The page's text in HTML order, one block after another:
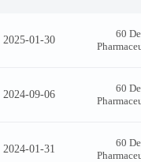
2025-01-30
60
2024-09-06
60
2024-01-31
60